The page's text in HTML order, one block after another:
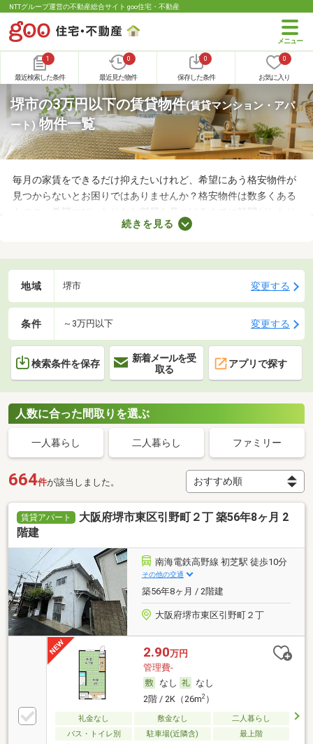
NTTグループ運営の不動産総合サイト goo住宅・不動産
1
最近検索した条件
0
最近見た物件
0
保存した条件
0
お気に入り
堺市の3万円以下の賃貸物件(賃貸マンション・アパ
ート) 物件一覧
毎月の家賃をできるだけ抑えたいけれど、希望にあう格安物件が
見つからないとお困りではありませんか？格安物件は数多くある
ものの、希望にぴったりなお部屋を見つけるまでに時間がかかり
ます。ここでは、費用重視の方におすすめの家賃3万円以下の物
るお部屋を探してみましょう。
続きを見る
地域 堺市 変更する
条件 ～3万円以下 変更する
検索条件を保存
新着メールを受
取る
アプリで探す
人数に合った間取りを選ぶ
一人暮らし 二人暮らし ファミリー
664件が該当しました。
賃貸アパート
大阪府堺市東区引野町２丁 築56年8ヶ月 2
階建
南海電鉄高野線 初芝駅 徒歩10分
その他の交通
築56年8ヶ月 / 2階建
大阪府堺市東区引野町２丁
2.90万円
管理費-
なし
なし
2階 / 2K（26m2）
礼金なし 敷金なし
二人暮らし
バス・トイレ別
駐車場(近隣含) 最上階